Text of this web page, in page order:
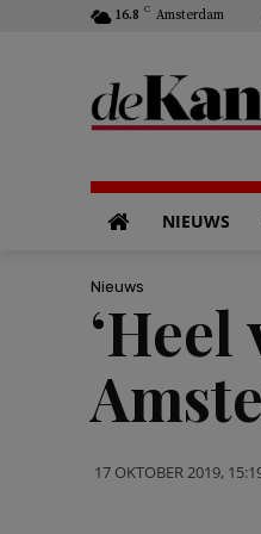
16.8 C Amsterdam
NIEUWS
Nieuws
17 OKTOBER 2019,